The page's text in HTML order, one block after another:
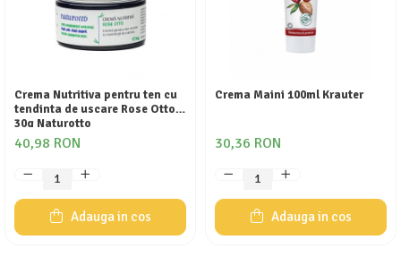
Crema Nutritiva pentru ten cu
tendinta de uscare Rose Otto
30g Naturotto
40,98 RON
Adauga in cos
Crema Maini 100ml Krauter
30,36 RON
Adauga in cos